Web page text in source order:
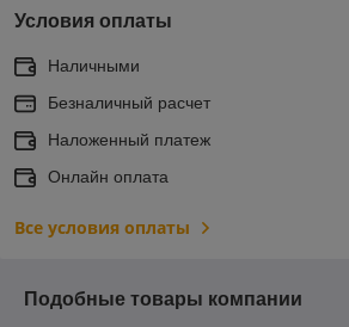
Условия оплаты
Наличными
Безналичный расчет
Наложенный платеж
Онлайн оплата
Все условия оплаты
Подобные товары компании